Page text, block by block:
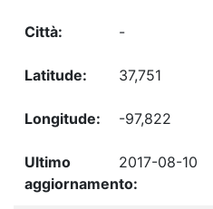
-
37,751
-97,822
2017-08-10